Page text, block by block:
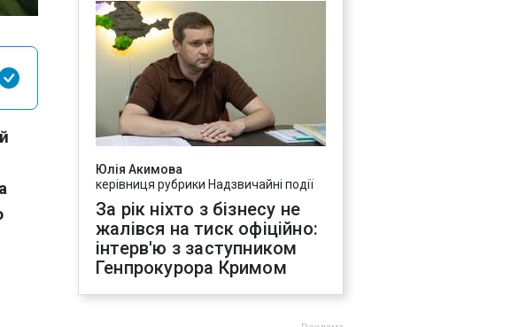
Юлія Акимова
керівниця рубрики Надзвичайні події
За рік ніхто з бізнесу не
жалівся на тиск офіційно:
інтерв'ю з заступником
Генпрокурора Кримом